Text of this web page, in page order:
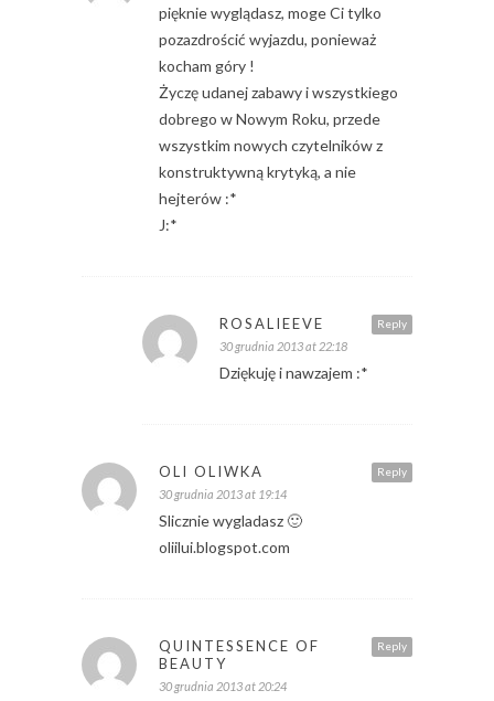
pięknie wyglądasz, moge Ci tylko
pozazdrościć wyjazdu, ponieważ
kocham góry !
Życzę udanej zabawy i wszystkiego
dobrego w Nowym Roku, przede
wszystkim nowych czytelników z
konstruktywną krytyką, a nie
hejterów :*
J:*
Reply
ROSALIEEVE
30 grudnia 2013 at 22:18
Dziękuję i nawzajem :*
Reply
OLI OLIWKA
30 grudnia 2013 at 19:14
Slicznie wygladasz 🙂
oliilui.blogspot.com
Reply
QUINTESSENCE OF
BEAUTY
30 grudnia 2013 at 20:24